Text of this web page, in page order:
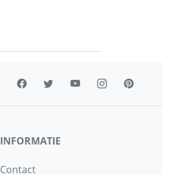
INFORMATIE
Contact